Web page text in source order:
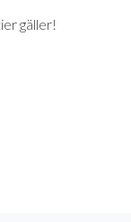
gäller!